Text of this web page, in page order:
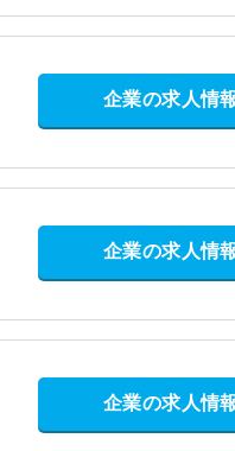
企業の求人情
企業の求人情
企業の求人情